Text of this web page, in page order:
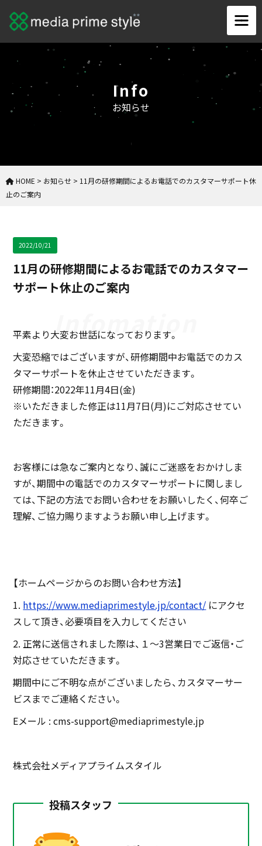
Info
お知らせ
HOME > お知らせ > 11月の研修期間によるお電話でのカスタマーサポート休
止のご案内
2022/10/21
11月の研修期間によるお電話でのカスタマー
サポート休止のご案内
平素より大変お世話になっております。
大変恐縮ではございますが、研修期間中お電話でのカス
タマーサポートを休止させていただきます。
研修期間：2022年11月4日(金)
※いただきました修正は11月7日(月)にご対応させてい
ただきます。
お客様には急なご案内となり、誠にご迷惑をおかけしま
すが、期間中の電話でのカスタマーサポートに関しまし
ては、下記の方法でお問い合わせをお願いしたく、何卒ご
理解、ご協力賜りますようお願い申し上げます。
【ホームページからのお問い合わせ方法】
1. https://www.mediaprimestyle.jp/contact/ にアクセ
スして頂き、必要項目を入力してください
2. 正常に送信されました際は、１〜3営業日でご返信・ご
対応させていただきます。
期間中にご不明な点がございましたら、カスタマーサー
ビスまでご連絡ください。
Eメール : cms-support@mediaprimestyle.jp
株式会社メディアプライムスタイル
投稿スタッフ